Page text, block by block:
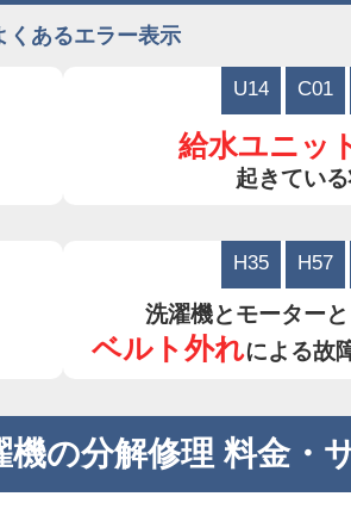
くあるエラー表示
U14 C01
給水ユニッ
起きてい
H35 H57
洗濯機とモーター
ベルト外れによる故
の分解修理 料金・